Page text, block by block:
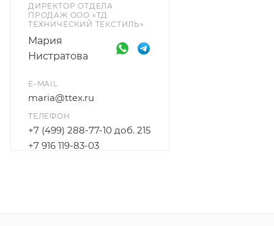
ДИРЕКТОР ОТДЕЛА
ПРОДАЖ ООО «ТД
ТЕХНИЧЕСКИЙ ТЕКСТИЛЬ»
Мария
Нистратова
E-MAIL
maria@ttex.ru
ТЕЛЕФОН
+7 (499) 288-77-10 доб. 215
+7 916 119-83-03